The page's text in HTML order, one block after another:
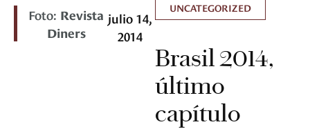
Foto: Revista
Diners
julio 14,
2014
UNCATEGORIZED
Brasil 2014,
último
capítulo